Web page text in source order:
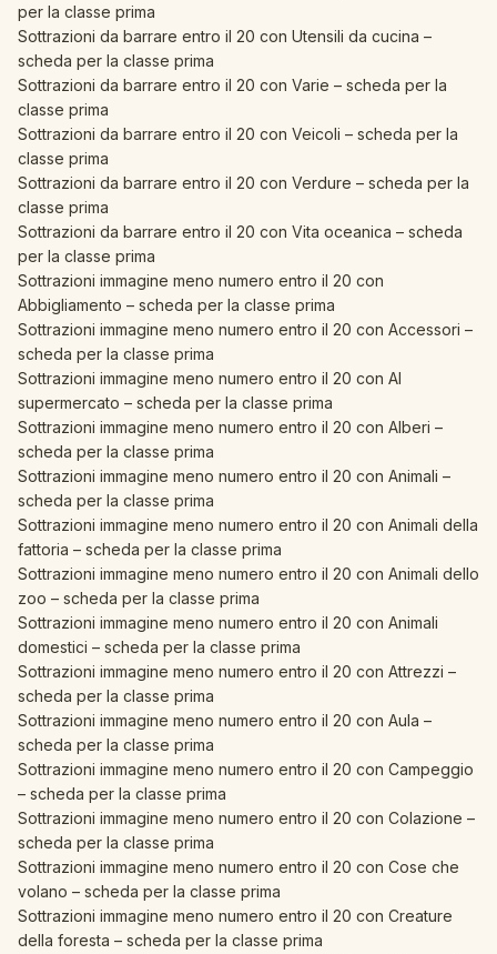
per la classe prima
Sottrazioni da barrare entro il 20 con Utensili da cucina –
scheda per la classe prima
Sottrazioni da barrare entro il 20 con Varie – scheda per la
classe prima
Sottrazioni da barrare entro il 20 con Veicoli – scheda per la
classe prima
Sottrazioni da barrare entro il 20 con Verdure – scheda per la
classe prima
Sottrazioni da barrare entro il 20 con Vita oceanica – scheda
per la classe prima
Sottrazioni immagine meno numero entro il 20 con
Abbigliamento – scheda per la classe prima
Sottrazioni immagine meno numero entro il 20 con Accessori –
scheda per la classe prima
Sottrazioni immagine meno numero entro il 20 con Al
supermercato – scheda per la classe prima
Sottrazioni immagine meno numero entro il 20 con Alberi –
scheda per la classe prima
Sottrazioni immagine meno numero entro il 20 con Animali –
scheda per la classe prima
Sottrazioni immagine meno numero entro il 20 con Animali della
fattoria – scheda per la classe prima
Sottrazioni immagine meno numero entro il 20 con Animali dello
zoo – scheda per la classe prima
Sottrazioni immagine meno numero entro il 20 con Animali
domestici – scheda per la classe prima
Sottrazioni immagine meno numero entro il 20 con Attrezzi –
scheda per la classe prima
Sottrazioni immagine meno numero entro il 20 con Aula –
scheda per la classe prima
Sottrazioni immagine meno numero entro il 20 con Campeggio
– scheda per la classe prima
Sottrazioni immagine meno numero entro il 20 con Colazione –
scheda per la classe prima
Sottrazioni immagine meno numero entro il 20 con Cose che
volano – scheda per la classe prima
Sottrazioni immagine meno numero entro il 20 con Creature
della foresta – scheda per la classe prima